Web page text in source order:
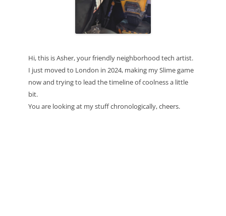
Hi, this is Asher, your friendly neighborhood tech artist.
I just moved to London in 2024, making my Slime game
now and trying to lead the timeline of coolness a little
bit.
You are looking at my stuff chronologically, cheers.